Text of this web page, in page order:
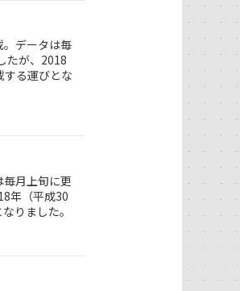
。データは毎
たが、2018
する運びとな
月上旬に更
年（平成30
りました。